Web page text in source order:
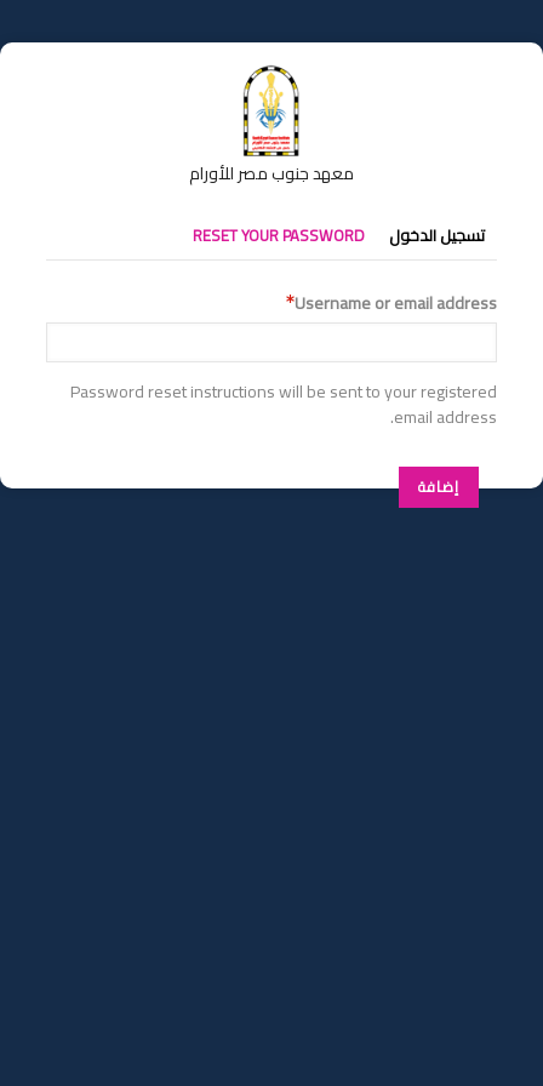
إلى
المحتوى
معهد جنوب مصر للأورام
التبويبات
الأساسية
تسجيل الدخول RESET YOUR PASSWORD
Username or email address
Password reset instructions will be sent to your registered
email address.